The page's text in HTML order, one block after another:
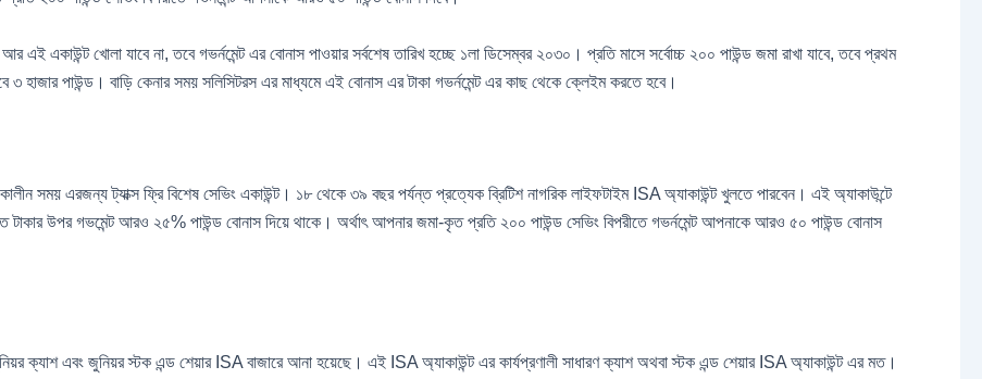
একাউন্ট খোলা যাবে না, তবে গভর্নমেন্ট এর বোনাস পাওয়ার সর্বশেষ তারিখ হচ্ছে ১লা ডিসেম্বর ২০৩০। প্রতি মাসে সর্বোচ্চ ২০০ পাউন্ড জমা রাখা যাবে, তবে প্রথম
৩ হাজার পাউন্ড। বাড়ি কেনার সময় সলিসিটরস এর মাধ্যমে এই বোনাস এর টাকা গভর্নমেন্ট এর কাছ থেকে ক্লেইম করতে হবে।
সময় এরজন্য ট্যাক্স ফ্রি বিশেষ সেভিং একাউন্ট। ১৮ থেকে ৩৯ বছর পর্যন্ত প্রত্যেক ব্রিটিশ নাগরিক লাইফটাইম ISA অ্যাকাউন্ট খুলতে পারবেন। এই অ্যাকাউন্টে
উপর গভমেন্ট আরও ২৫% পাউন্ড বোনাস দিয়ে থাকে। অর্থাৎ আপনার জমা-কৃত প্রতি ২০০ পাউন্ড সেভিং বিপরীতে গভর্নমেন্ট আপনাকে আরও ৫০ পাউন্ড বোনাস
ক্যাশ এবং জুনিয়র স্টক এন্ড শেয়ার ISA বাজারে আনা হয়েছে। এই ISA অ্যাকাউন্ট এর কার্যপ্রণালী সাধারণ ক্যাশ অথবা স্টক এন্ড শেয়ার ISA অ্যাকাউন্ট এর মত।